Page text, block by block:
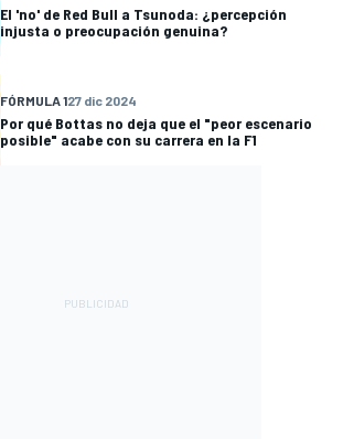
El 'no' de Red Bull a Tsunoda: ¿percepción
injusta o preocupación genuina?
FÓRMULA 127 dic 2024
Por qué Bottas no deja que el "peor escenario
posible" acabe con su carrera en la F1